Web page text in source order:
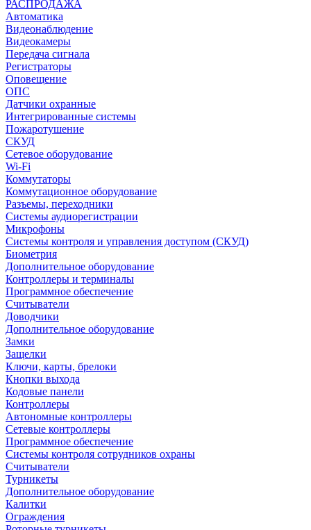
РАСПРОДАЖА
Автоматика
Видеонаблюдение
Видеокамеры
Передача сигнала
Регистраторы
Оповещение
ОПС
Датчики охранные
Интегрированные системы
Пожаротушение
СКУД
Сетевое оборудование
Wi-Fi
Коммутаторы
Коммутационное оборудование
Разъемы, переходники
Системы аудиорегистрации
Микрофоны
Системы контроля и управления доступом (СКУД)
Биометрия
Дополнительное оборудование
Контроллеры и терминалы
Программное обеспечение
Считыватели
Доводчики
Дополнительное оборудование
Замки
Защелки
Ключи, карты, брелоки
Кнопки выхода
Кодовые панели
Контроллеры
Автономные контроллеры
Сетевые контроллеры
Программное обеспечение
Системы контроля сотрудников охраны
Считыватели
Турникеты
Дополнительное оборудование
Калитки
Ограждения